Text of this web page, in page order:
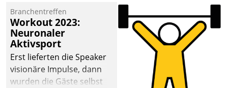
Mammutprojekte
meistern und Workloads
wuppen – bei zunehmend
anspruchsvollen
Aufgaben und
abnehmendem
Branchentreffen
Workout 2023:
Neuronaler
Aktivsport
Erst lieferten die Speaker
visionäre Impulse, dann
wurden die Gäste selbst